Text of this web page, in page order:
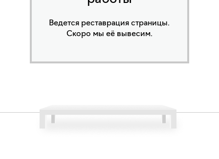
Ведется реставрация страницы.
Скоро мы её вывесим.